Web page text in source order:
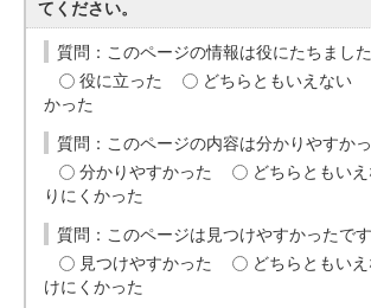
てください。
質問：このページの情報は役にたちまし
役に立った
どちらともいえない
かった
質問：このページの内容は分かりやすか
分かりやすかった
どちらともい
りにくかった
質問：このページは見つけやすかったで
見つけやすかった
どちらともい
けにくかった